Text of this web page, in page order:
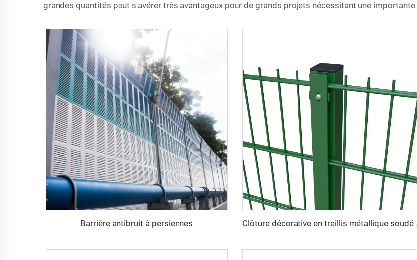
grandes quantités peut s'avérer très avantageux pour de grands projets nécessitant une
Barrière antibruit à persiennes Clôture décorative